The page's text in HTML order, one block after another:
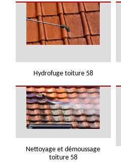
Hydrofuge toiture 58
Nettoyage et démoussage
toiture 58